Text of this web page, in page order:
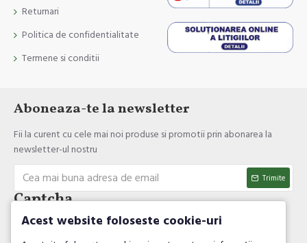
Returnari
Politica de confidentialitate
Termene si conditii
Aboneaza-te la newsletter
Fii la curent cu cele mai noi produse si promotii prin abonarea la
newsletter-ul nostru
Trimite
Captcha
Acest website foloseste cookie-uri